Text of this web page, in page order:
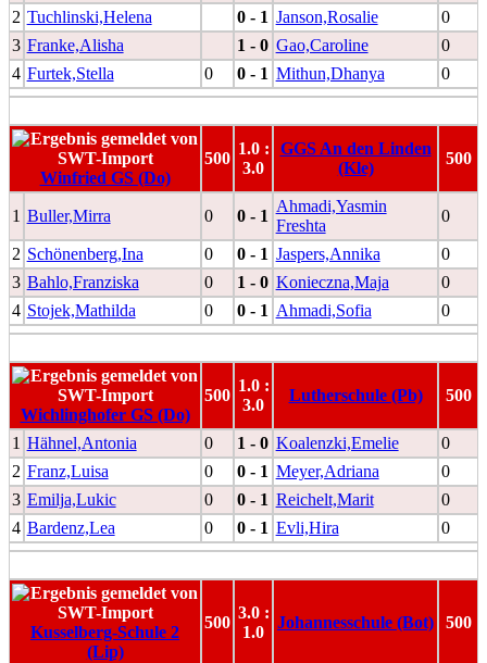
2 Tuchlinski,Helena 0 - 1 Janson,Rosalie
0
3 Franke,Alisha 1 - 0 Gao,Caroline
0
4 Furtek,Stella 0 0 - 1 Mithun,Dhanya 0
Winfried GS (Do)
500
1.0 :
3.0
GGS An den Linden
(Kle)
500
1 Buller,Mirra 0 0 - 1
Ahmadi,Yasmin
Freshta
0
2 Schönenberg,Ina 0 0 - 1 Jaspers,Annika
0
3 Bahlo,Franziska 0 1 - 0 Konieczna,Maja
0
4 Stojek,Mathilda 0 0 - 1 Ahmadi,Sofia 0
Wichlinghofer GS (Do)
500
1.0 :
3.0
Lutherschule (Pb) 500
1 Hähnel,Antonia 0 1 - 0 Koalenzki,Emelie
0
2 Franz,Luisa 0 0 - 1 Meyer,Adriana
0
3 Emilja,Lukic 0 0 - 1 Reichelt,Marit
0
4 Bardenz,Lea 0 0 - 1 Evli,Hira 0
Kusselberg-Schule 2
(Lip)
500
3.0 :
1.0
Johannesschule (Bot) 500